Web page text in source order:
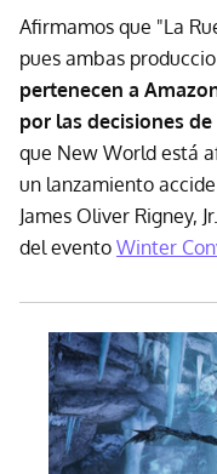
Afirmamos que "La
pues ambas
pertenecen a
por las decisiones
que New World está
un lanzamiento
James Oliver Rigney,
del evento Winter